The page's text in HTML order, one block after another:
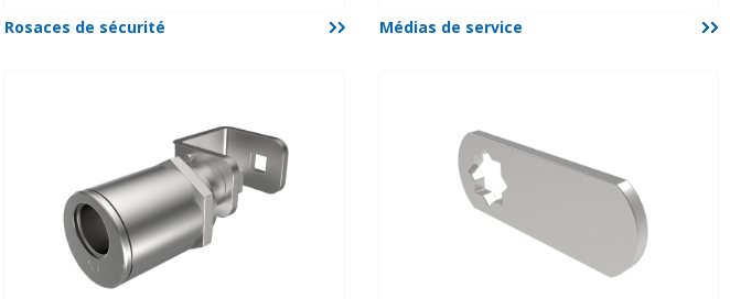
Rosaces de sécurité Médias de service